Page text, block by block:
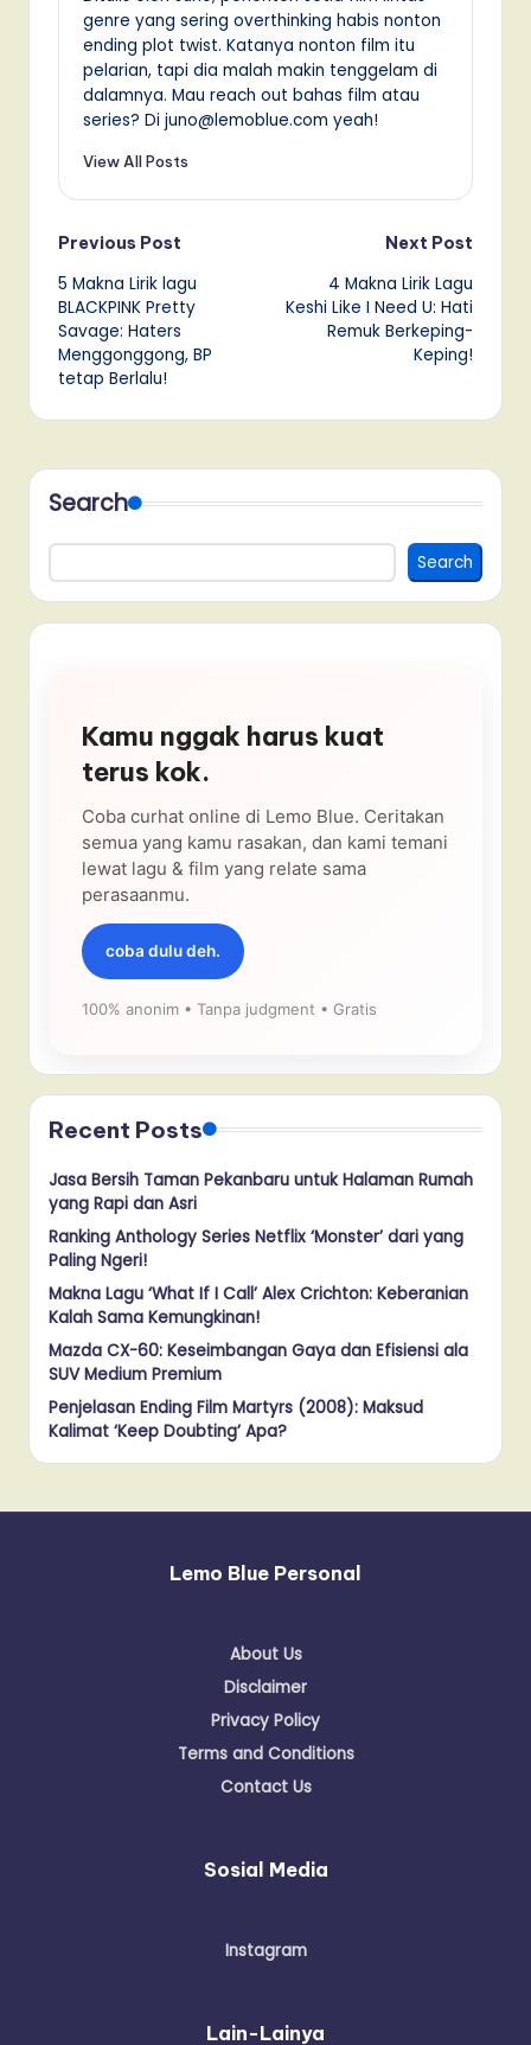
genre yang sering overthinking habis nonton
ending plot twist. Katanya nonton film itu
pelarian, tapi dia malah makin tenggelam di
dalamnya. Mau reach out bahas film atau
series? Di juno@lemoblue.com yeah!
View All Posts
Post
navigation
Previous Post
5 Makna Lirik lagu
BLACKPINK Pretty
Savage: Haters
Menggonggong, BP
tetap Berlalu!
Next Post
4 Makna Lirik Lagu
Keshi Like I Need U: Hati
Remuk Berkeping-
Keping!
Search
Search
Kamu nggak harus kuat
terus kok.
Coba curhat online di Lemo Blue. Ceritakan
semua yang kamu rasakan, dan kami temani
lewat lagu & film yang relate sama
perasaanmu.
coba dulu deh.
100% anonim • Tanpa judgment • Gratis
Recent Posts
Jasa Bersih Taman Pekanbaru untuk Halaman Rumah
yang Rapi dan Asri
Ranking Anthology Series Netflix ‘Monster’ dari yang
Paling Ngeri!
Makna Lagu ‘What If I Call’ Alex Crichton: Keberanian
Kalah Sama Kemungkinan!
Mazda CX-60: Keseimbangan Gaya dan Efisiensi ala
SUV Medium Premium
Penjelasan Ending Film Martyrs (2008): Maksud
Kalimat ‘Keep Doubting’ Apa?
Lemo Blue Personal
About Us
Disclaimer
Privacy Policy
Terms and Conditions
Contact Us
Sosial Media
Instagram
Lain-Lainya